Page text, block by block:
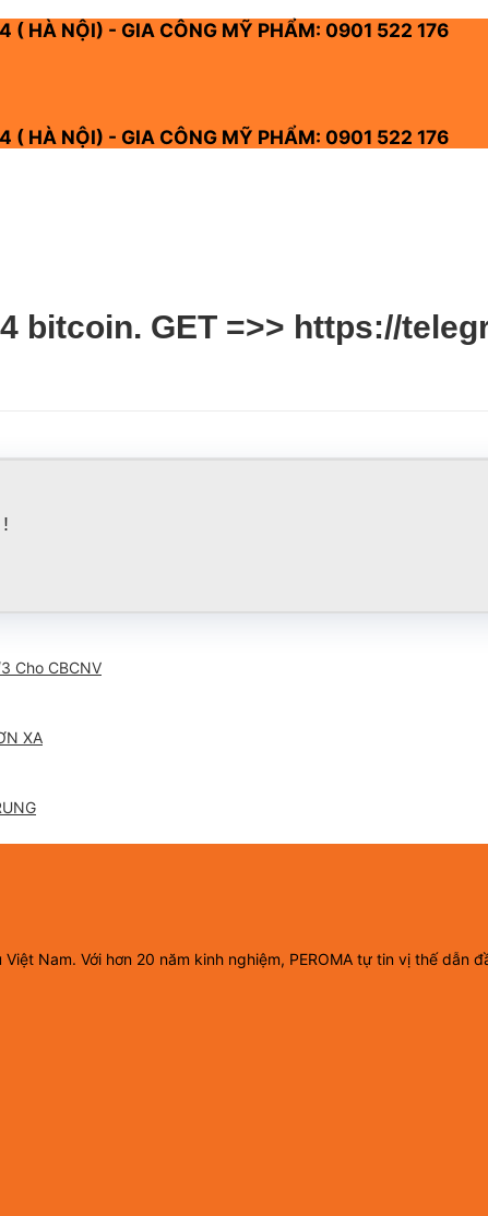
HÀ NỘI) - GIA CÔNG MỸ PHẨM: 0901 522 176
HÀ NỘI) - GIA CÔNG MỸ PHẨM: 0901 522 176
bitcoin. GET =>> https://
Cho CBCNV
XA
Nam. Với hơn 20 năm kinh nghiệm, PEROMA tự tin vị thế dẫn